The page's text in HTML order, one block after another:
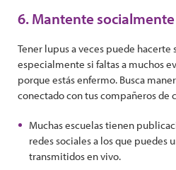
6. Mantente
Tener lupus a veces puede hacerte
especialmente si faltas a muchos
porque estás enfermo. Busca
conectado con tus compañeros de
Muchas escuelas tienen
redes sociales a los que puedes
transmitidos en vivo.